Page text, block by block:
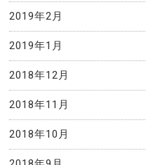
2019年2月
2019年1月
2018年12月
2018年11月
2018年10月